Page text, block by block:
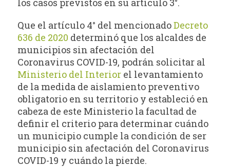
Que el artículo 4° del mencionadoDecreto
636 de 2020 determinó que los alcaldes de
municipios sin afectación del
Coronavirus COVID-19, podrán solicitar al
Ministerio del Interior el levantamiento
de la medida de aislamiento preventivo
obligatorio en su territorio y estableció en
cabeza de este Ministerio la facultad de
definir el criterio para determinar cuándo
un municipio cumple la condición de ser
municipio sin afectación del Coronavirus
COVID-19 y cuándo la pierde.